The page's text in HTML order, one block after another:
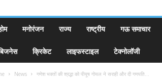
मनोरंजन राज्य राष्ट्रीय गऊ समाचार
क्रिकेट लाइफस्टाइल टेक्नोलॉजी
News गणेश भक्तों की श्रद्धा को पीयूष गोयल ने सराही और दी गणपति...